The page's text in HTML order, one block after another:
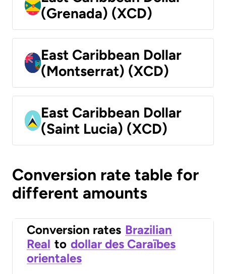
(Grenada) (XCD)
East Caribbean Dollar
(Montserrat) (XCD)
East Caribbean Dollar
(Saint Lucia) (XCD)
Conversion rate table for
different amounts
Conversion rates Brazilian
Real to dollar des Caraïbes
orientales